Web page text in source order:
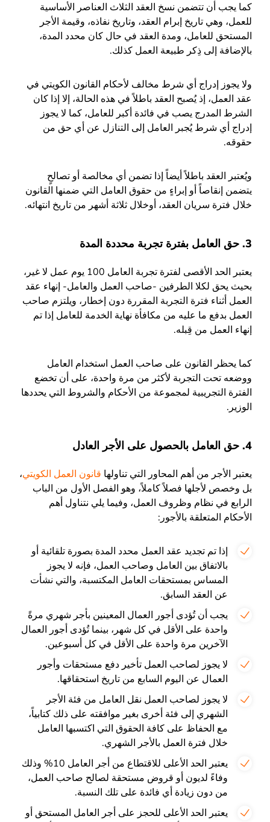
كما يجب أن تتضمن نسخ العقد الثلاث العناصر الأساسية
للعمل، وهي تاريخ إبرام العقد، وتاريخ نفاذه، وقيمة الأجر
المستحق للعامل، ومدة العقد في حال كان محدد المدة،
بالإضافة إلى ذِكر طبيعة العمل كذلك.
ولا يجوز إدراج أي شرط مخالف لأحكام القانون الكويتي في
عقد العمل، إذ يُصبح العقد باطلاً في هذه الحالة، إلا إذا كان
الشرط المدرج يصب في فائدة أكبر للعامل، كما لا يجوز
إدراج أي شرط يُجبر العامل إلى التنازل عن أي حق من
حقوقه.
ويُعتبر العقد باطلاً أيضاً إذا تضمن أي مخالصة أو تصالحٍ
يتضمن إنقاصاً أو إبراءٍ من حقوق العامل التي ضمنها القانون
خلال فترة سريان العقد، أوخلال ثلاثة أشهر من تاريخ انتهائه.
3. حق العامل بفترة تجربة محددة المدة
يعتبر الحد الأقصى لفترة تجربة العامل 100 يوم عمل لا غير،
بحيث يحق لكلا الطرفين -صاحب العمل والعامل- إنهاء عقد
العمل أثناء فترة التجربة المقررة دون إخطار، ويلتزم صاحب
العمل بدفع ما عليه من مكافأة نهاية الخدمة للعامل إذا تم
إنهاء العمل من قِبله.
كما يحظر القانون على صاحب العمل استخدام العامل
ووضعه تحت التجربة لأكثر من مرة واحدة، على أن تخضع
الفترة التجريبية لمجموعة من الأحكام والشروط التي يحددها
الوزير.
4. حق العامل بالحصول على الأجر العادل
يعتبر الأجر من أهم المحاور التي تناولها قانون العمل الكويتي،
بل وخصص لأجلها فصلاً كاملاً، وهو الفصل الأول من الباب
الرابع في نظام وظروف العمل، وفيما يلي نتناول أهم
الأحكام المتعلقة بالأجور:
إذا تم تجديد عقد العمل محدد المدة بصورة تلقائية أو
بالاتفاق بين العامل وصاحب العمل، فإنه لا يجوز
المساس بمستحقات العامل المكتسبة، والتي نشأت
عن العقد السابق.
يجب أن تُؤدى أجور العمال المعينين بأجر شهري مرةً
واحدة على الأقل في كل شهر، بينما تُؤدى أجور العمال
الآخرين مرة واحدة على الأقل في كل أسبوعين.
لا يجوز لصاحب العمل تأخير دفع مستحقات وأجور
العمال عن اليوم السابع من تاريخ استحقاقها.
لا يجوز لصاحب العمل نقل العامل من فئة الأجر
الشهري إلى فئة أخرى بغير موافقته على ذلك كتابياً،
مع الحفاظ على كافة الحقوق التي اكتسبها العامل
خلال فترة العمل بالأجر الشهري.
يعتبر الحد الأعلى للاقتطاع من أجر العامل 10% وذلك
وفاءً لديون أو قروض مستحقة لصالح صاحب العمل،
من دون زيادة أي فائدة على تلك النسبة.
يعتبر الحد الأعلى للحجز على أجر العامل المستحق أو